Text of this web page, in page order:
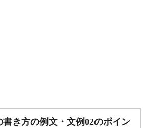
き方の例文・文例02のポイン